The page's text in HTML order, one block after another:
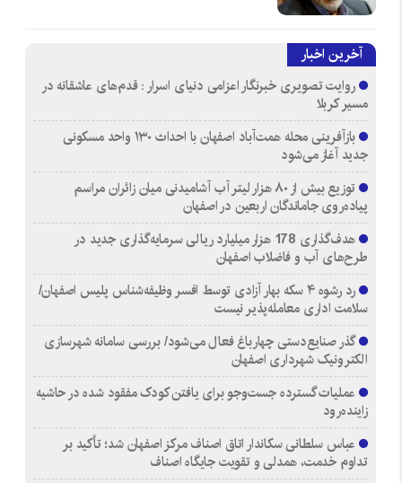
آخرین اخبار
روایت تصویری خبرنگار اعزامی دنیای اسرار : قدم‌های عاشقانه در
مسیر کربلا
بازآفرینی محله همت‌آباد اصفهان با احداث ۱۳۰ واحد مسکونی
جدید آغاز می‌شود
توزیع بیش از ۸۰ هزار لیتر آب آشامیدنی میان زائران مراسم
پیاده‌روی جاماندگان اربعین در اصفهان
هدف‌گذاری 178 هزار میلیارد ریالی سرمایه‌گذاری جدید در
طرح‌های آب و فاضلاب اصفهان
رد رشوه ۴ سکه بهار آزادی توسط افسر وظیفه‌شناس پلیس اصفهان/
سلامت اداری معامله‌پذیر نیست
گذر صنایع‌دستی چهارباغ فعال می‌شود/ بررسی سامانه شهرسازی
الکترونیک شهرداری اصفهان
عملیات گسترده جست‌وجو برای یافتن کودک مفقود شده در حاشیه
زاینده‌رود
عباس سلطانی سکاندار اتاق اصناف مرکز اصفهان شد؛ تأکید بر
تداوم خدمت، همدلی و تقویت جایگاه اصناف